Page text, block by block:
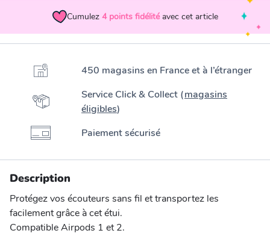
Cumulez 4 points fidélité avec cet article
450 magasins en France et à l’étranger
Service Click & Collect (magasins
éligibles)
Paiement sécurisé
Description
Protégez vos écouteurs sans fil et transportez les
facilement grâce à cet étui.
Compatible Airpods 1 et 2.